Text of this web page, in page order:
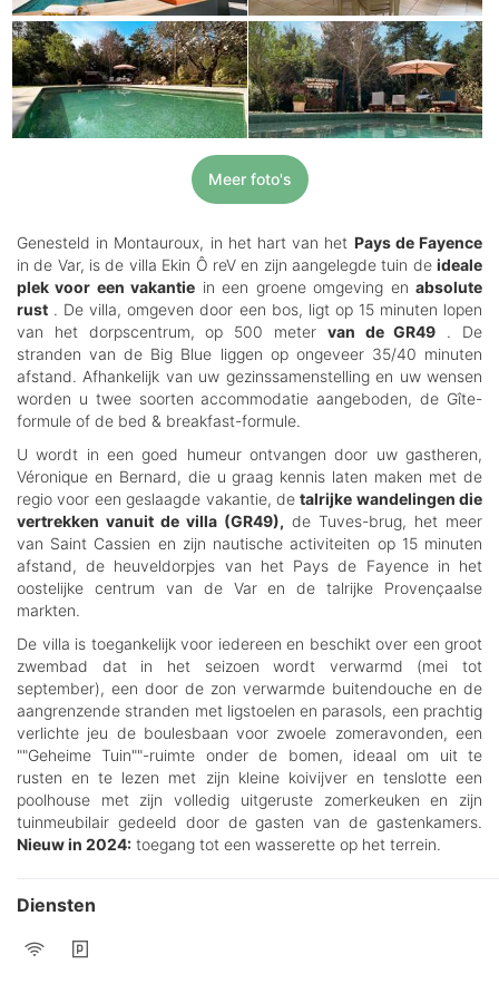
Meer foto's
Genesteld in Montauroux, in het hart van het Pays de Fayence
in de Var, is de villa Ekin Ô reV en zijn aangelegde tuin de ideale
plek voor een vakantie in een groene omgeving enabsolute
rust . De villa, omgeven door een bos, ligt op 15 minuten lopen
van het dorpscentrum, op 500 meter van de GR49 . De
stranden van de Big Blue liggen op ongeveer 35/40 minuten
afstand. Afhankelijk van uw gezinssamenstelling en uw wensen
worden u twee soorten accommodatie aangeboden, de Gîte-
formule of de bed & breakfast-formule.
U wordt in een goed humeur ontvangen door uw gastheren,
Véronique en Bernard, die u graag kennis laten maken met de
regio voor een geslaagde vakantie, detalrijke wandelingen die
vertrekken vanuit de villa (GR49), de Tuves-brug, het meer
van Saint Cassien en zijn nautische activiteiten op 15 minuten
afstand, de heuveldorpjes van het Pays de Fayence in het
oostelijke centrum van de Var en de talrijke Provençaalse
markten.
De villa is toegankelijk voor iedereen en beschikt over een groot
zwembad dat in het seizoen wordt verwarmd (mei tot
september), een door de zon verwarmde buitendouche en de
aangrenzende stranden met ligstoelen en parasols, een prachtig
verlichte jeu de boulesbaan voor zwoele zomeravonden, een
""Geheime Tuin""-ruimte onder de bomen, ideaal om uit te
rusten en te lezen met zijn kleine koivijver en tenslotte een
poolhouse met zijn volledig uitgeruste zomerkeuken en zijn
tuinmeubilair gedeeld door de gasten van de gastenkamers.
Nieuw in 2024: toegang tot een wasserette op het terrein.
Diensten